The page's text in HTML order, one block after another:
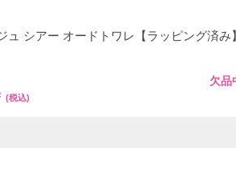
ュ シアー オードトワレ【ラッピング済み
(税込)
欠品